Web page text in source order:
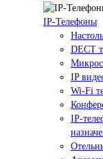
IP-Телефоны
DECT
IP
Wi-Fi
IP-